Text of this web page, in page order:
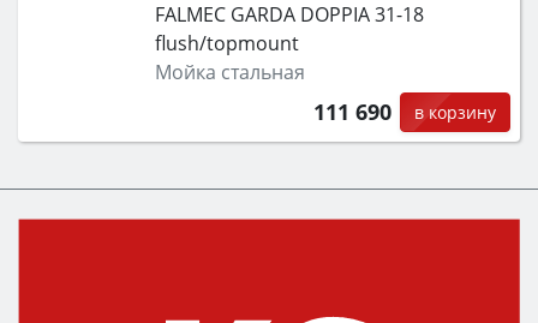
FALMEC GARDA DOPPIA 31-18
flush/topmount
Мойка стальная
111 690 в корзину